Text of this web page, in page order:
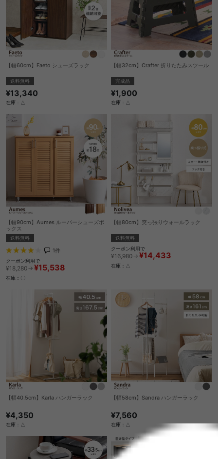
【幅60cm】Faeto シューズラック
送料無料
¥13,340
在庫：△
【幅32cm】Crafter 折りたたみスツール
完成品
¥1,900
在庫：△
【幅90cm】Aumes ルーバーシューズボ
ックス
送料無料
1件
クーポン利用で
¥18,280→ ¥15,538
在庫：〇
【幅80cm】突っ張りウォールラック
送料無料
クーポン利用で
¥16,980→ ¥14,433
在庫：△
【幅40.5cm】Karla ハンガーラック
¥4,350
在庫：△
【幅58cm】Sandra ハンガーラック
¥7,560
在庫：△